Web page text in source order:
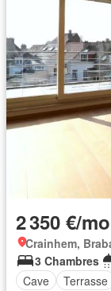
2 350 €/
Crainhem,
3 Chambres
Cave
Terrasse